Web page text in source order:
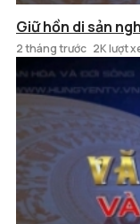
Giữ hồn di sản
2 tháng trước 2K lượt